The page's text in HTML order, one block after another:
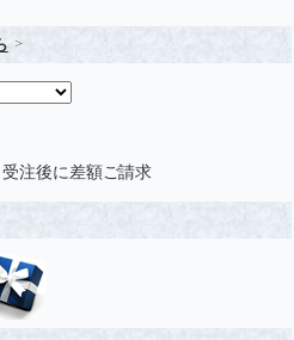
注後に差額ご請求